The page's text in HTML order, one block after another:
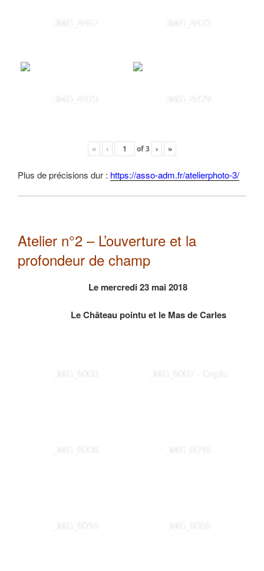
IMG_4467 IMG_4472
IMG_4473 IMG_4479
« ‹ of3 › »
Plus de précisions dur : https://asso-adm.fr/atelierphoto-3/
Atelier n°2 – L’ouverture et la
profondeur de champ
Le mercredi 23 mai 2018
Le Château pointu et le Mas de Carles
_MG_6003 _MG_6007 - Copie
_MG_6008 _MG_6016
_MG_6018 _MG_6056